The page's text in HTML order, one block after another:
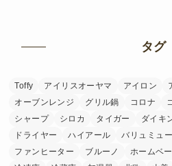
タグ
Toffy アイリスオーヤマ アイロン
オーブンレンジ
グリル鍋 コロナ
シャープ
シロカ タイガー ダイキ
ドライヤー
ハイアール バリュミュ
ファンヒーター
ブルーノ ホームベ